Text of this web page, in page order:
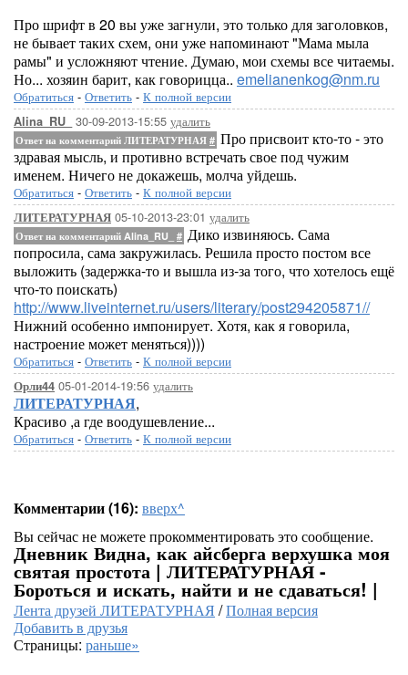
Про шрифт в 20 вы уже загнули, это только для заголовков,
не бывает таких схем, они уже напоминают "Мама мыла
рамы" и усложняют чтение. Думаю, мои схемы все читаемы.
Но... хозяин барит, как говорицца.. emelianenkog@nm.ru
Обратиться - Ответить - К полной версии
Alina_RU_ 30-09-2013-15:55 удалить
Ответ на комментарий ЛИТЕРАТУРНАЯ # Про присвоит кто-то - это
здравая мысль, и противно встречать свое под чужим
именем. Ничего не докажешь, молча уйдешь.
Обратиться - Ответить - К полной версии
ЛИТЕРАТУРНАЯ 05-10-2013-23:01 удалить
Ответ на комментарий Alina_RU_ # Дико извиняюсь. Сама
попросила, сама закружилась. Решила просто постом все
выложить (задержка-то и вышла из-за того, что хотелось ещё
что-то поискать)
http://www.liveinternet.ru/users/literary/post294205871//
Нижний особенно импонирует. Хотя, как я говорила,
настроение может меняться))))
Обратиться - Ответить - К полной версии
Орли44 05-01-2014-19:56 удалить
ЛИТЕРАТУРНАЯ,
Красиво ,а где воодушевление...
Обратиться - Ответить - К полной версии
Комментарии (16): вверх^
Вы сейчас не можете прокомментировать это сообщение.
Дневник Видна, как айсберга верхушка моя
святая простота | ЛИТЕРАТУРНАЯ -
Бороться и искать, найти и не сдаваться! |
Лента друзей ЛИТЕРАТУРНАЯ /Полная версия
Добавить в друзья
Страницы: раньше»